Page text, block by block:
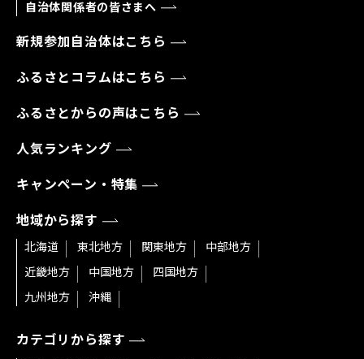
自治体関係者の皆さまへ
新規参加自治体はこちら
ふるさとコラムはこちら
ふるさとからの声はこちら
人気ランキング
キャンペーン・特集
地域から探す
北海道 東北地方 関東地方
中部地方
近畿地方
中国地方
四国地方
九州地方
沖縄
カテゴリから探す